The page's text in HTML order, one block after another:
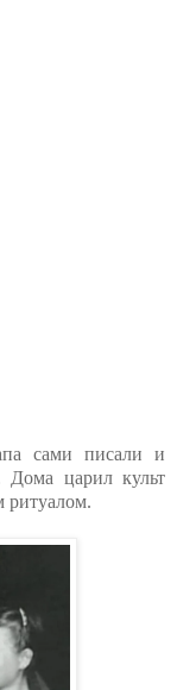
сами писали и
царил культ
ритуалом.